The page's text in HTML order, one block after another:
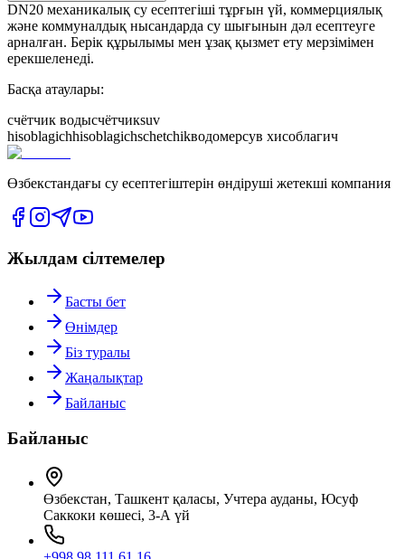
DN20 механикалық су есептегіші тұрғын үй, коммерциялық
және коммуналдық нысандарда су шығынын дәл есептеуге
арналған. Берік құрылымы мен ұзақ қызмет ету мерзімімен
ерекшеленеді.
Басқа атаулары:
счётчик водысчётчикsuv
hisoblagichhisoblagichschetchikводомерсув хисоблагич
Өзбекстандағы су есептегіштерін өндіруші жетекші компания
Жылдам сілтемелер
Басты бет
Өнімдер
Біз туралы
Жаңалықтар
Байланыс
Байланыс
Өзбекстан, Ташкент қаласы, Учтеpa ауданы, Юсуф
Саккоки көшесі, 3-А үй